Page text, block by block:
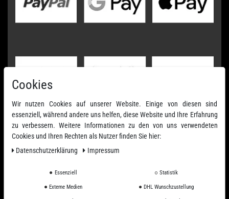
Cookies
Wir nutzen Cookies auf unserer Website. Einige von diesen sind
essenziell, während andere uns helfen, diese Website und Ihre Erfahrung
zu verbessern. Weitere Informationen zu den von uns verwendeten
Cookies und Ihren Rechten als Nutzer finden Sie hier:
Daten­schutz­erklärung
Impressum
Essenziell Statistik
Externe Medien DHL Wunschzustellung